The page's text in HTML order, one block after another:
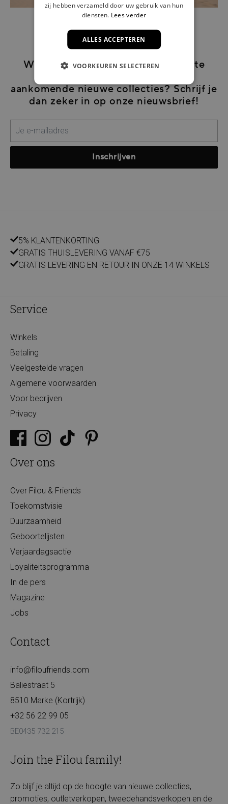
Wil je graag als eerste op de hoogte
aankomende nieuwe collecties? Schrijf je
dan zeker in op onze nieuwsbrief!
Inschrijven
5% KLANTENKORTING
GRATIS THUISLEVERING VANAF €75
GRATIS LEVERING EN RETOUR IN ONZE 14 WINKELS
Service
Winkels
Betaling
Veelgestelde vragen
Algemene voorwaarden
Voor bedrijven
Privacy
Over ons
Over Filou & Friends
Toekomstvisie
Duurzaamheid
Geboortelijsten
Verjaardagsactie
Loyaliteitsprogramma
In de pers
Magazine
Jobs
Contact
info@filoufriends.com
Baliestraat 5
8510 Marke (Kortrijk)
+32 56 22 99 05
BE0435 732 215
Join the Filou family!
Zo blijf je altijd op de hoogte van nieuwe collecties,
promoties, outletverkopen, tweedehandsverkopen en de
zij hebben verzameld door uw gebruik van hun
diensten. Lees verder
ALLES ACCEPTEREN
VOORKEUREN SELECTEREN